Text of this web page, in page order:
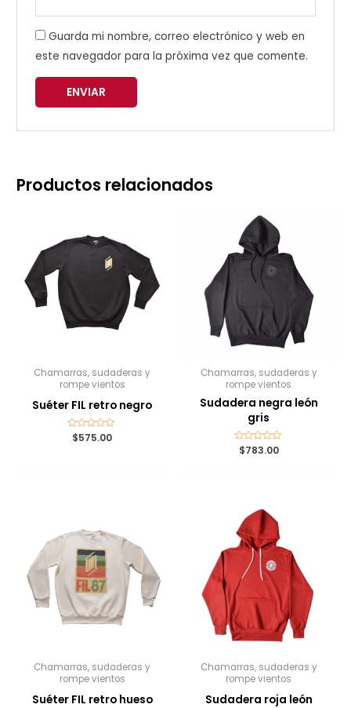
Guarda mi nombre, correo electrónico y web en
este navegador para la próxima vez que comente.
Productos relacionados
Chamarras, sudaderas y
rompe vientos
Suéter FIL retro negro
Valorado
con
$575.00
Chamarras, sudaderas y
rompe vientos
Sudadera negra león
gris
Valorado
con
$783.00
Chamarras, sudaderas y
rompe vientos
Suéter FIL retro hueso
Chamarras, sudaderas y
rompe vientos
Sudadera roja león